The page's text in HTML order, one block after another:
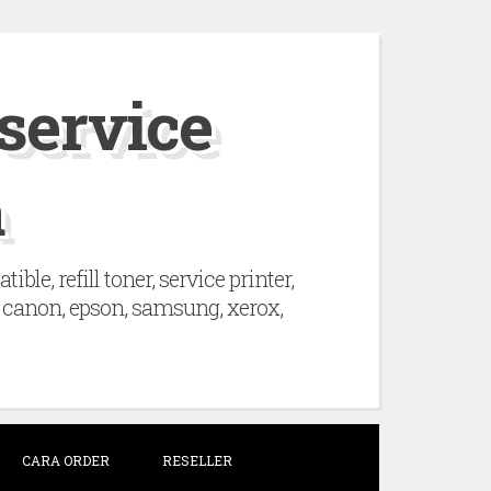
refill toner, service printer,
epson, samsung, xerox,
CARA ORDER RESELLER